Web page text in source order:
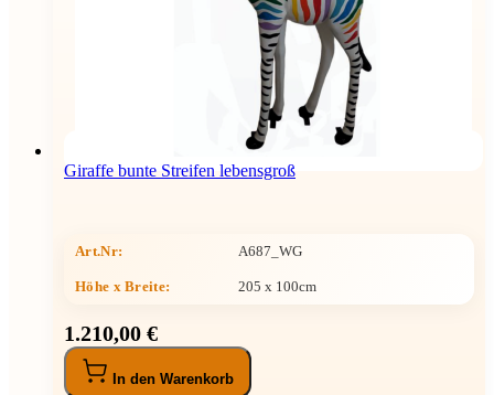
Giraffe bunte Streifen lebensgroß
Art.Nr: A687_WG
Höhe x Breite: 205 x 100cm
1.210,00 €
In den Warenkorb